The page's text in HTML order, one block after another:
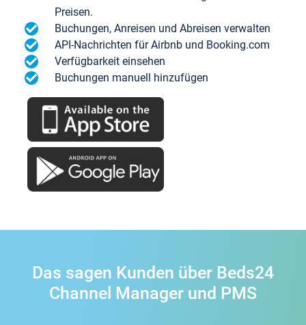
Preisen.
Buchungen, Anreisen und Abreisen verwalten
API-Nachrichten für Airbnb und Booking.com
Verfügbarkeit einsehen
Buchungen manuell hinzufügen
Das sagen Kunden über Beds24
Channel Manager und PMS